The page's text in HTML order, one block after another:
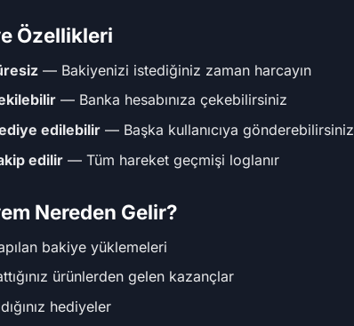
Özellikleri
— Bakiyenizi istediğiniz zaman harcayın
— Banka hesabınıza çekebilirsiniz
edilebilir — Başka kullanıcıya gönderebilirsiniz
edilir — Tüm hareket geçmişi loglanır
Nereden Gelir?
bakiye yüklemeleri
ürünlerden gelen kazançlar
hediyeler